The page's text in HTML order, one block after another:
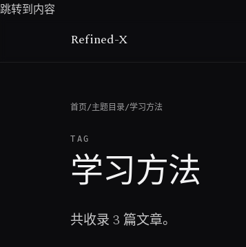
跳转到内容
Refined-X
首页/主题目录/学习方法
TAG
学习方法
共收录 3 篇文章。